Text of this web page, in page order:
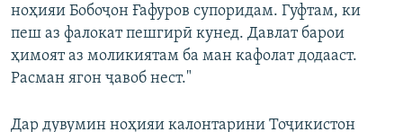
ноҳияи Бобоҷон Ғафуров супоридам. Гуфтам, ки
пеш аз фалокат пешгирӣ кунед. Давлат барои
ҳимоят аз моликиятам ба ман кафолат додааст.
Расман ягон ҷавоб нест."
Дар дувумин ноҳияи калонтарини Тоҷикистон